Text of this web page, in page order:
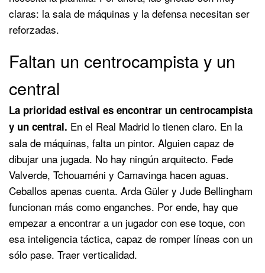
claras: la sala de máquinas y la defensa necesitan ser
reforzadas.
Faltan un centrocampista y un
central
La prioridad estival es encontrar un centrocampista
y un central. En el Real Madrid lo tienen claro. En la
sala de máquinas, falta un pintor. Alguien capaz de
dibujar una jugada. No hay ningún arquitecto. Fede
Valverde, Tchouaméni y Camavinga hacen aguas.
Ceballos apenas cuenta. Arda Güler y Jude Bellingham
funcionan más como enganches. Por ende, hay que
empezar a encontrar a un jugador con ese toque, con
esa inteligencia táctica, capaz de romper líneas con un
sólo pase. Traer verticalidad.